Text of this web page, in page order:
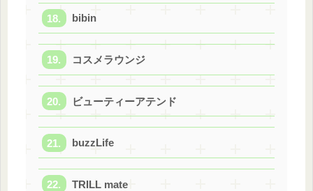
bibin
コスメラウンジ
ビューティーアテンド
buzzLife
TRILL mate